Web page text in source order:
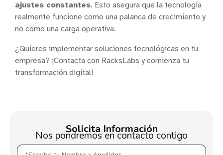
ajustes constantes. Esto asegura que la tecnología
realmente funcione como una palanca de crecimiento y
no como una carga operativa.
¿Quieres implementar soluciones tecnológicas en tu
empresa? ¡Contacta con RacksLabs y comienza tu
transformación digital!
Solicita Información
Nos pondremos en contacto contigo